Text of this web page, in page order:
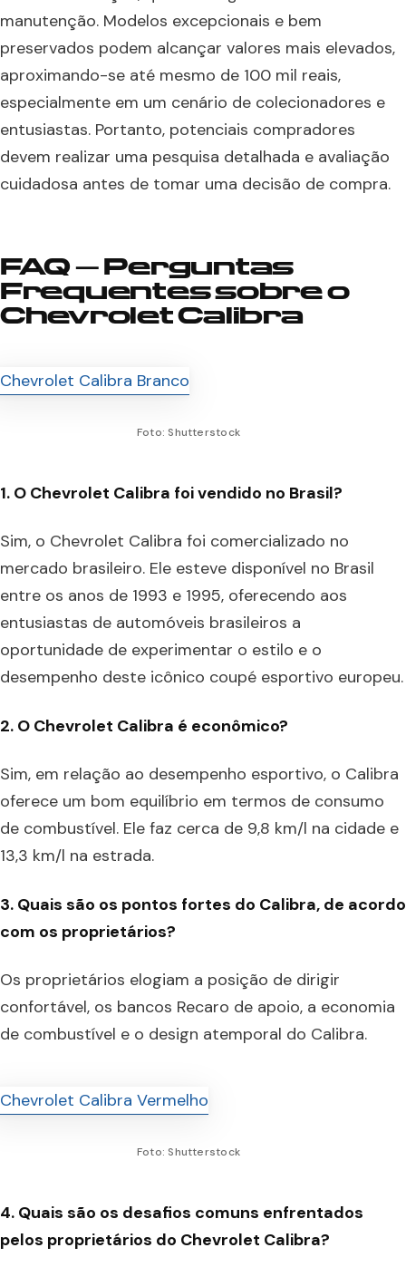
manutenção. Modelos excepcionais e bem
preservados podem alcançar valores mais elevados,
aproximando-se até mesmo de 100 mil reais,
especialmente em um cenário de colecionadores e
entusiastas. Portanto, potenciais compradores
devem realizar uma pesquisa detalhada e avaliação
cuidadosa antes de tomar uma decisão de compra.
FAQ – Perguntas
Frequentes sobre o
Chevrolet Calibra
Foto: Shutterstock
1. O Chevrolet Calibra foi vendido no Brasil?
Sim, o Chevrolet Calibra foi comercializado no
mercado brasileiro. Ele esteve disponível no Brasil
entre os anos de 1993 e 1995, oferecendo aos
entusiastas de automóveis brasileiros a
oportunidade de experimentar o estilo e o
desempenho deste icônico coupé esportivo europeu.
2. O Chevrolet Calibra é econômico?
Sim, em relação ao desempenho esportivo, o Calibra
oferece um bom equilíbrio em termos de consumo
de combustível. Ele faz cerca de 9,8 km/l na cidade e
13,3 km/l na estrada.
3. Quais são os pontos fortes do Calibra, de acordo
com os proprietários?
Os proprietários elogiam a posição de dirigir
confortável, os bancos Recaro de apoio, a economia
de combustível e o design atemporal do Calibra.
Foto: Shutterstock
4. Quais são os desafios comuns enfrentados
pelos proprietários do Chevrolet Calibra?